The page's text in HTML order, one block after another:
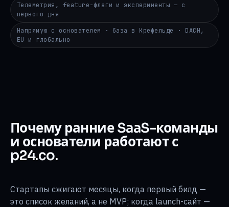
Телеметрия, feature-флаги и эксперименты — с
первого дня
Напрямую с основателем · база в Крефельде · DACH,
EU и глобально
Почему ранние SaaS-команды
и основатели работают с
p24.co.
Стартапы сжигают месяцы, когда первый билд —
это список желаний, а не MVP; когда launch-сайт —